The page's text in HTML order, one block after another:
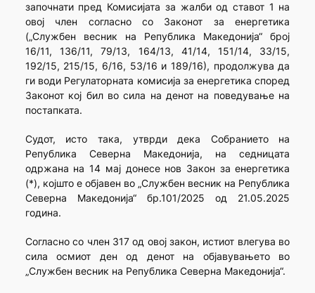
започнати пред Комисијата за жалби од ставот 1 на
овој член согласно со Законот за енергетика
(„Службен весник на Република Македонија“ број
16/11, 136/11, 79/13, 164/13, 41/14, 151/14, 33/15,
192/15, 215/15, 6/16, 53/16 и 189/16), продолжува да
ги води Регулаторната комисија за енергетика според
Законот кој бил во сила на денот на поведување на
постапката.
Судот, исто така, утврди дека Собранието на
Република Северна Македонија, на седницата
одржана на 14 мај донесе нов Закон за енергетика
(*), којшто е објавен во „Службен весник на Република
Северна Македонија“ бр.101/2025 од 21.05.2025
година.
Согласно со член 317 од овој закон, истиот влегува во
сила осмиот ден од денот на објавувањето во
„Службен весник на Република Северна Македонија“.